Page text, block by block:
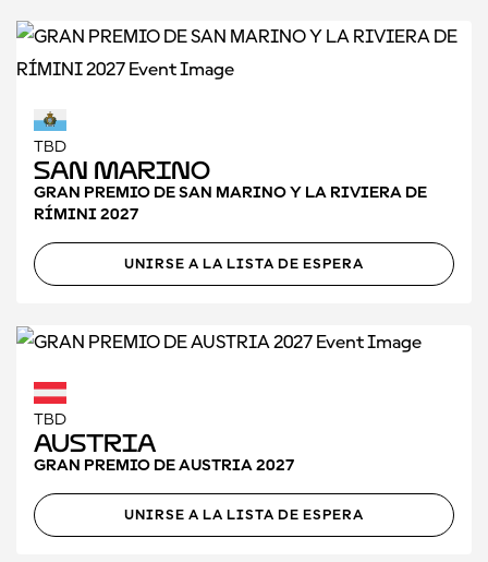
TBD
San Marino
GRAN PREMIO DE SAN MARINO Y LA RIVIERA DE
RÍMINI 2027
UNIRSE A LA LISTA DE ESPERA
TBD
Austria
GRAN PREMIO DE AUSTRIA 2027
UNIRSE A LA LISTA DE ESPERA